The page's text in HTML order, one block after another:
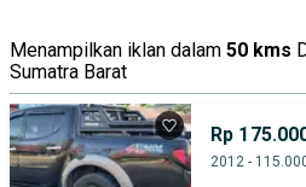
Menampilkan iklan dalam 50 kms
Sumatra Barat
Rp
2012 -